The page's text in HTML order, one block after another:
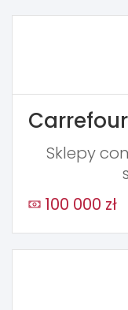
Carrefour
Sklepy
100 000 zł